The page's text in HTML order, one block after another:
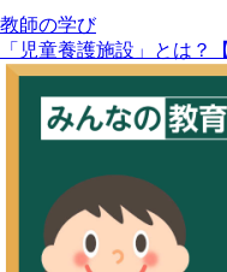
教師の学び
「児童養護施設」とは？